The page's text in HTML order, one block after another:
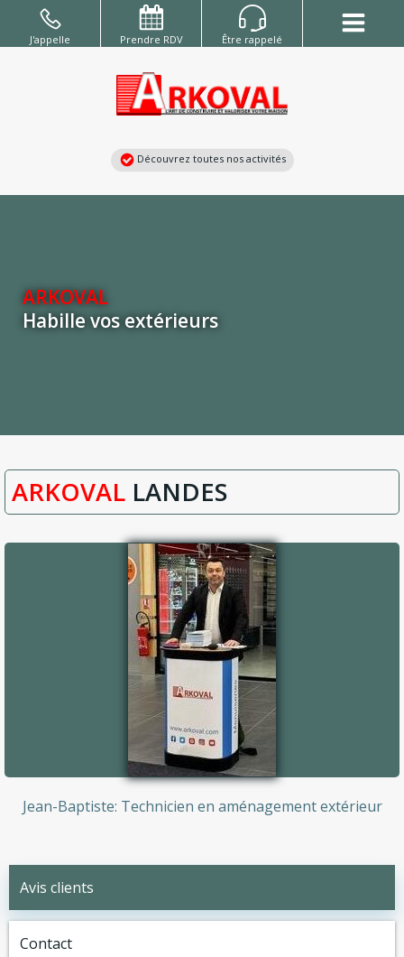
contenu
J'appelle Prendre RDV Être rappelé
Découvrez toutes nos activités
ARKOVAL
Habille vos extérieurs
ARKOVAL LANDES
Jean-Baptiste: Technicien en aménagement extérieur
Avis clients
Contact